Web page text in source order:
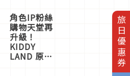
旅日優惠券
一同給出了
答案
角色IP粉絲
購物天堂再
升級！
KIDDY
LAND 原宿